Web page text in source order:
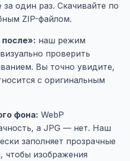
за один раз. Скачивайте по
ZIP-файлом.
наш режим
проверить
Вы точно увидите,
с оригинальным
фона: WebP
а JPG — нет. Наш
заполняет прозрачные
чтобы изображения